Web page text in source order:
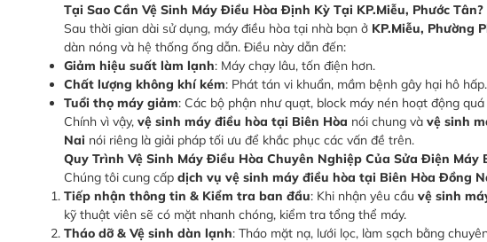
Tại Sao Cần Vệ Sinh Máy Điều Hòa Định Kỳ Tại KP.Miễu, Phước Tân?
Sau thời gian dài sử dụng, máy điều hòa tại nhà bạn ở KP.Miễu, Phường
dàn nóng và hệ thống ống dẫn. Điều này dẫn đến:
Giảm hiệu suất làm lạnh: Máy chạy lâu, tốn điện hơn.
Chất lượng không khí kém: Phát tán vi khuẩn, mầm bệnh gây hại hô hấp.
Tuổi thọ máy giảm: Các bộ phận như quạt, block máy nén hoạt động
Chính vì vậy, vệ sinh máy điều hòa tại Biên Hòa nói chung và vệ sinh
Nai nói riêng là giải pháp tối ưu để khắc phục các vấn đề trên.
Quy Trình Vệ Sinh Máy Điều Hòa Chuyên Nghiệp Của Sửa Điện Máy
Chúng tôi cung cấp dịch vụ vệ sinh máy điều hòa tại Biên Hòa Đồng
Tiếp nhận thông tin & Kiểm tra ban đầu: Khi nhận yêu cầu vệ sinh
kỹ thuật viên sẽ có mặt nhanh chóng, kiểm tra tổng thể máy.
Tháo dỡ & Vệ sinh dàn lạnh: Tháo mặt nạ, lưới lọc, làm sạch bằng